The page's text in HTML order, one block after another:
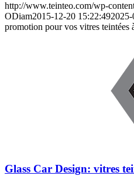
http://www.teinteo.com/wp-
ODiam2015-12-20 15:22:49
promotion pour vos vitres teintées
Glass Car Design: vitres